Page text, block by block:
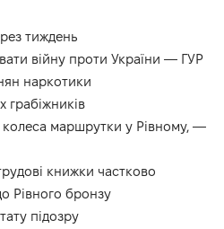
тиждень
війну проти України — ГУР
наркотики
грабіжників
колеса маршрутки у Рівному, —
книжки частково
Рівного бронзу
підозру